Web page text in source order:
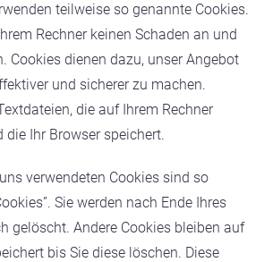
teilweise so genannte Cookies.
Rechner keinen Schaden an und
Cookies dienen dazu, unser Angebot
und sicherer zu machen.
die auf Ihrem Rechner
die Ihr Browser speichert.
verwendeten Cookies sind so
Sie werden nach Ende Ihres
gelöscht. Andere Cookies bleiben auf
bis Sie diese löschen. Diese